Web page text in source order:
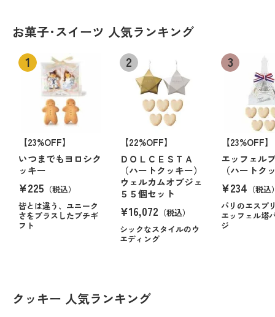
お菓子･スイーツ 人気ランキング
【23%OFF】
いつまでもヨロシク
ッキー
¥225 （税込）
皆とは違う、ユニーク
さをプラスしたプチギ
フト
【22%OFF】
ＤＯＬＣＥＳＴＡ
（ハートクッキー）
ウェルカムオブジェ
５５個セット
¥16,072 （税込）
シックなスタイルのウ
エディング
【23%OFF】
エッフェル
（ハートク
¥234 （税込
パリのエスプ
エッフェル塔
ジ
クッキー 人気ランキング